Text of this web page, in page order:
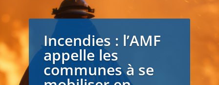
Incendies : l’AMF
appelle les
communes à se